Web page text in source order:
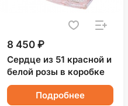
8 450 ₽
Сердце из 51 красной и
белой розы в коробке
Подробнее